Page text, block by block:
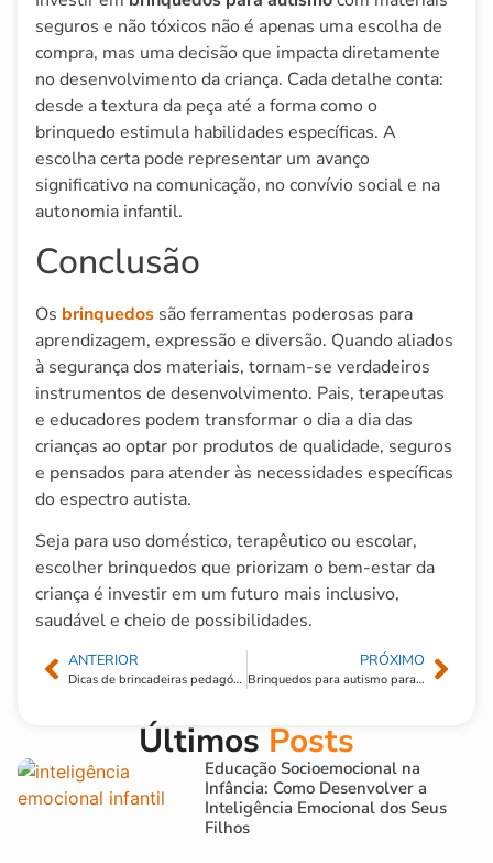
seguros e não tóxicos não é apenas uma escolha de
compra, mas uma decisão que impacta diretamente
no desenvolvimento da criança. Cada detalhe conta:
desde a textura da peça até a forma como o
brinquedo estimula habilidades específicas. A
escolha certa pode representar um avanço
significativo na comunicação, no convívio social e na
autonomia infantil.
Conclusão
Os brinquedos são ferramentas poderosas para
aprendizagem, expressão e diversão. Quando aliados
à segurança dos materiais, tornam-se verdadeiros
instrumentos de desenvolvimento. Pais, terapeutas
e educadores podem transformar o dia a dia das
crianças ao optar por produtos de qualidade, seguros
e pensados para atender às necessidades específicas
do espectro autista.
Seja para uso doméstico, terapêutico ou escolar,
escolher brinquedos que priorizam o bem-estar da
criança é investir em um futuro mais inclusivo,
saudável e cheio de possibilidades.
ANTERIOR
Dicas de brincadeiras pedagógicas com brinquedos educativos
PRÓXIMO
Brinquedos para autismo para crianças com diferentes níveis de suporte
Últimos Posts
Educação Socioemocional na
Infância: Como Desenvolver a
Inteligência Emocional dos Seus
Filhos